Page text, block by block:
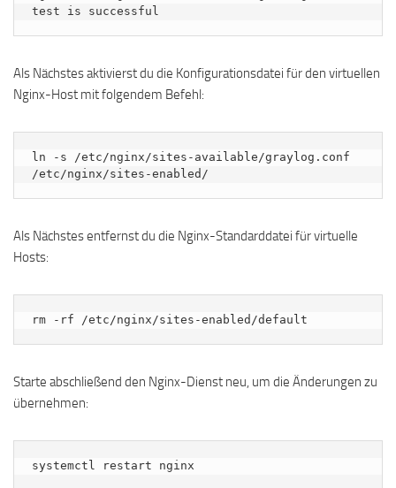
Als Nächstes aktivierst du die Konfigurationsdatei für den virtuellen
Nginx-Host mit folgendem Befehl:
ln -s /etc/nginx/sites-available/graylog.conf
/etc/nginx/sites-enabled/
Als Nächstes entfernst du die Nginx-Standarddatei für virtuelle
Hosts:
rm -rf /etc/nginx/sites-enabled/default
Starte abschließend den Nginx-Dienst neu, um die Änderungen zu
übernehmen:
systemctl restart nginx